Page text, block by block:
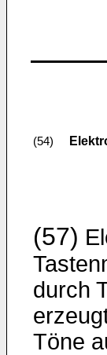
(54)
(57)
durch
Töne